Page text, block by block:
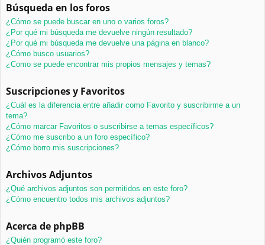
Búsqueda en los foros
¿Cómo se puede buscar en uno o varios foros?
¿Por qué mi búsqueda me devuelve ningún resultado?
¿Por qué mi búsqueda me devuelve una página en blanco?
¿Cómo busco usuarios?
¿Como se puede encontrar mis propios mensajes y temas?
Suscripciones y Favoritos
¿Cuál es la diferencia entre añadir como Favorito y suscribirme a un
tema?
¿Cómo marcar Favoritos o suscribirse a temas específicos?
¿Cómo me suscribo a un foro específico?
¿Cómo borro mis suscripciones?
Archivos Adjuntos
¿Qué archivos adjuntos son permitidos en este foro?
¿Cómo encuentro todos mis archivos adjuntos?
Acerca de phpBB
¿Quién programó este foro?